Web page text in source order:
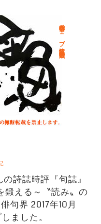
総合文学ウェブ情報誌 文学金魚
詩誌時評『句誌』
鍛える～〝読み〟の
句界 2017年10月
ました。